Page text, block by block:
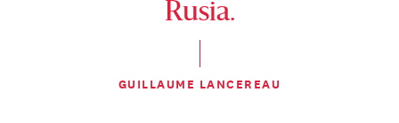
Rusia.
GUILLAUME LANCEREAU